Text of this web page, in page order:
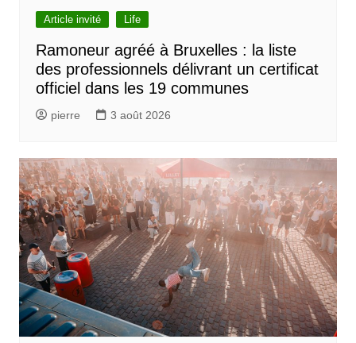
Article invité Life
Ramoneur agréé à Bruxelles : la liste
des professionnels délivrant un certificat
officiel dans les 19 communes
pierre 3 août 2026